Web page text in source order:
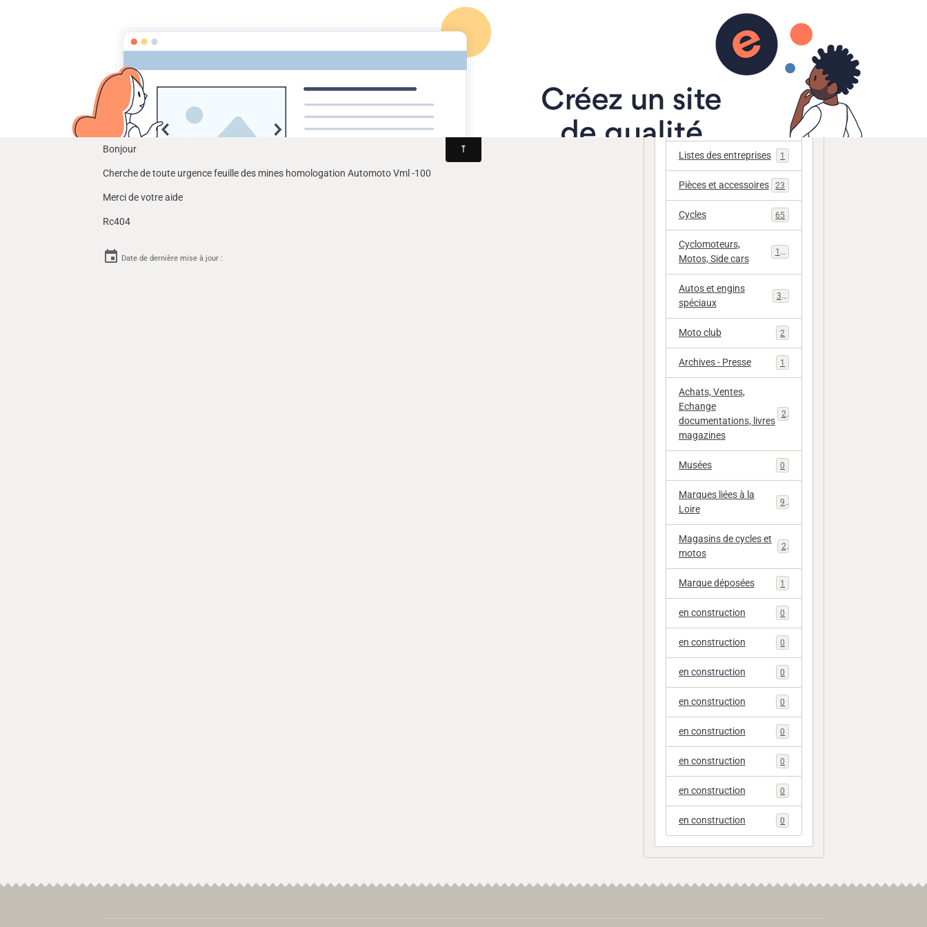
menu Bienvenue sur ce site
Feuille de mines Automoto 100 vml
Feuille de mines Automoto 100 vml
Bonjour
Cherche de toute urgence feuille des mines homologation Automoto Vml -100
Merci de votre aide
Rc404
Date de dernière mise à jour :
Catégories
Zone membres
Listes des entreprises 1
Pièces et accessoires 23
Cycles 65
Cyclomoteurs,
Motos, Side cars
112
Autos et engins
spéciaux
33
Moto club 2
Archives - Presse 1
Achats, Ventes,
Echange
documentations, livres
magazines
20
Musées 0
Marques liées à la
Loire
9
Magasins de cycles et
motos
2
Marque déposées 1
en construction 0
en construction 0
en construction 0
en construction 0
en construction 0
en construction 0
en construction 0
en construction 0